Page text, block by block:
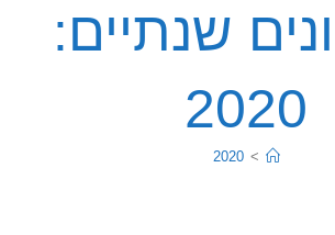
שנתיים:
2020
2020